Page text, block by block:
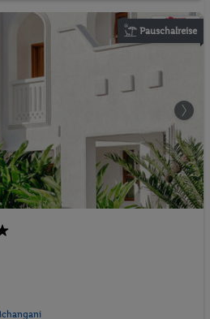
Pauschalreise